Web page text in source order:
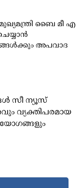
ബൈ മീ എ
അപവാദ
സീ ന്യൂസ്
വ്യക്തിപരമായ